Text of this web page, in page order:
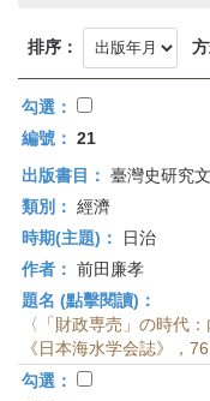
首
頁
排序： 方
勾選：
編號： 21
出版書目： 臺灣史研究
類別： 經濟
時期(主題)：
日治
作者： 前田廉孝
題名 (點擊閱讀)：
〈「財政専売」の時代
《日本海水学会誌》，
勾選：